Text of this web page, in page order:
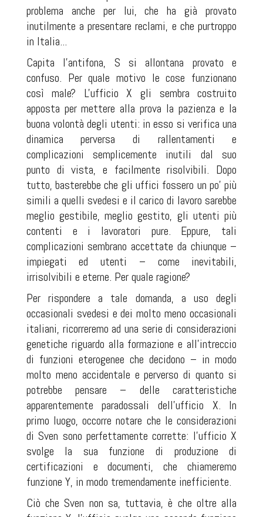
problema anche per lui, che ha già provato
inutilmente a presentare reclami, e che purtroppo
in Italia...
Capita l'antifona, S si allontana provato e
confuso. Per quale motivo le cose funzionano
così male? L'ufficio X gli sembra costruito
apposta per mettere alla prova la pazienza e la
buona volontà degli utenti: in esso si verifica una
dinamica perversa di rallentamenti e
complicazioni semplicemente inutili dal suo
punto di vista, e facilmente risolvibili. Dopo
tutto, basterebbe che gli uffici fossero un po' più
simili a quelli svedesi e il carico di lavoro sarebbe
meglio gestibile, meglio gestito, gli utenti più
contenti e i lavoratori pure. Eppure, tali
complicazioni sembrano accettate da chiunque –
impiegati ed utenti – come inevitabili,
irrisolvibili e eterne. Per quale ragione?
Per rispondere a tale domanda, a uso degli
occasionali svedesi e dei molto meno occasionali
italiani, ricorreremo ad una serie di considerazioni
genetiche riguardo alla formazione e all'intreccio
di funzioni eterogenee che decidono – in modo
molto meno accidentale e perverso di quanto si
potrebbe pensare – delle caratteristiche
apparentemente paradossali dell'ufficio X. In
primo luogo, occorre notare che le considerazioni
di Sven sono perfettamente corrette: l'ufficio X
svolge la sua funzione di produzione di
certificazioni e documenti, che chiameremo
funzione Y, in modo tremendamente inefficiente.
Ciò che Sven non sa, tuttavia, è che oltre alla